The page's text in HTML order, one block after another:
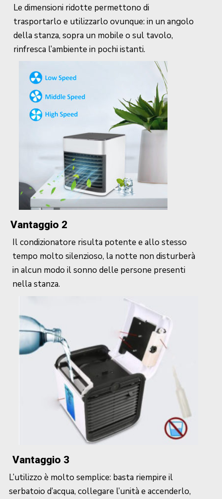
Le dimensioni ridotte permettono di
trasportarlo e utilizzarlo ovunque: in un angolo
della stanza, sopra un mobile o sul tavolo,
rinfresca l’ambiente in pochi istanti.
Vantaggio 2
Il condizionatore risulta potente e allo stesso
tempo molto silenzioso, la notte non disturberà
in alcun modo il sonno delle persone presenti
nella stanza.
Vantaggio 3
L’utilizzo è molto semplice: basta riempire il
serbatoio d’acqua, collegare l’unità e accenderlo,